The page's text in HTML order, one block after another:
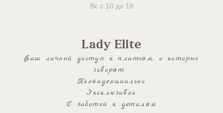
Вс с 10 до 18
Lady Elite
Ваш личный доступ к платьям, о которых
говорят
Конфиденциально
Эксклюзивно
С заботой к деталям